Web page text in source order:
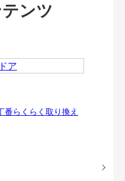
ンツ